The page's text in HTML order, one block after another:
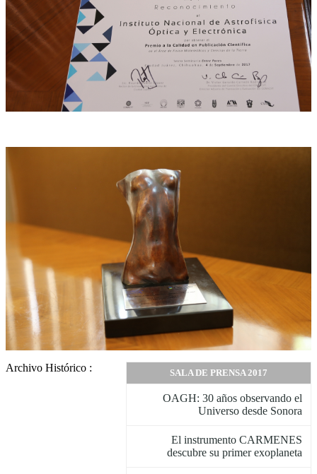
SALA DE PRENSA 2017
OAGH: 30 años observando el
Universo desde Sonora
El instrumento CARMENES
descubre su primer exoplaneta
Archivo Histórico :